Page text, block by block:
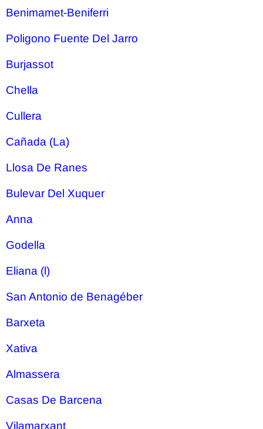
Benimamet-Beniferri
Poligono Fuente Del Jarro
Burjassot
Chella
Cullera
Cañada (La)
Llosa De Ranes
Bulevar Del Xuquer
Anna
Godella
Eliana (l)
San Antonio de Benagéber
Barxeta
Xativa
Almassera
Casas De Barcena
Vilamarxant